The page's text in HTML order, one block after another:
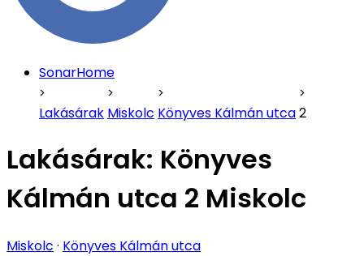
SonarHome
Lakásárak Miskolc Könyves Kálmán utca2
Lakásárak: Könyves
Kálmán utca 2 Miskolc
Miskolc · Könyves Kálmán utca